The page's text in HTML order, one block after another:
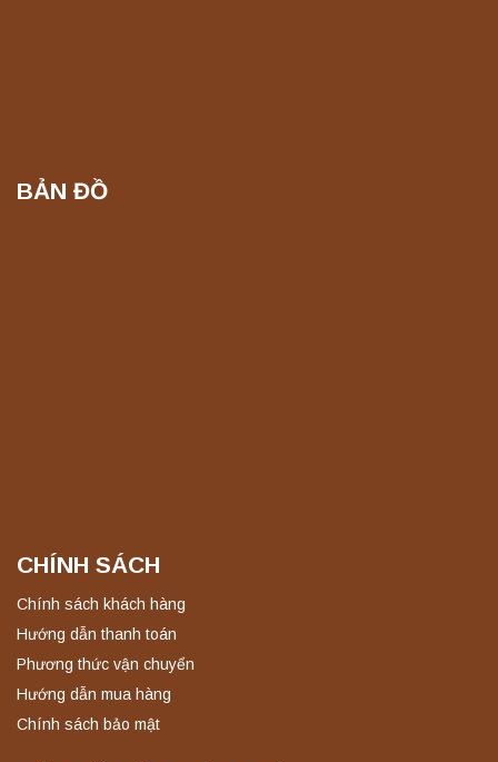
BẢN ĐỒ
CHÍNH SÁCH
Chính sách khách hàng
Hướng dẫn thanh toán
Phương thức vận chuyển
Hướng dẫn mua hàng
Chính sách bảo mật